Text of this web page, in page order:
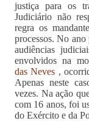
justiça para os
Judiciário não
regra os
processos. No ano
audiências
envolvidos na
das Neves ,
Apenas neste
vezes. Na ação
com 16 anos, foi
do Exército e da